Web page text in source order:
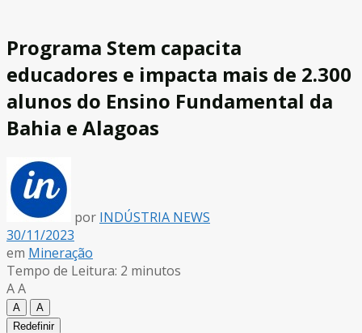
Programa Stem capacita
educadores e impacta mais de 2.300
alunos do Ensino Fundamental da
Bahia e Alagoas
por INDÚSTRIA NEWS
30/11/2023
em Mineração
Tempo de Leitura: 2 minutos
AA
A
A
Redefinir